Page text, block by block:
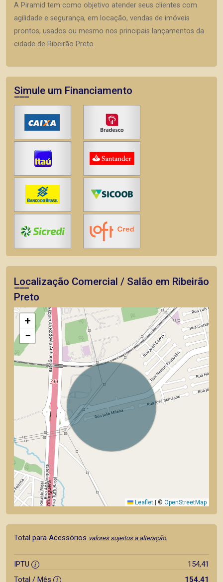
A Piramid tem como objetivo atender seus clientes com
agilidade e segurança, em locação, vendas de imóveis
prontos, usados ou mesmo nos principais lançamentos da
cidade de Ribeirão Preto.
Simule um Financiamento
Localização Comercial / Salão em Ribeirão
Preto
+
−
Leaflet © OpenStreetMap
Total para Acessórios valores sujeitos a alteração.
IPTU
154,41
Total / Mês
154,41